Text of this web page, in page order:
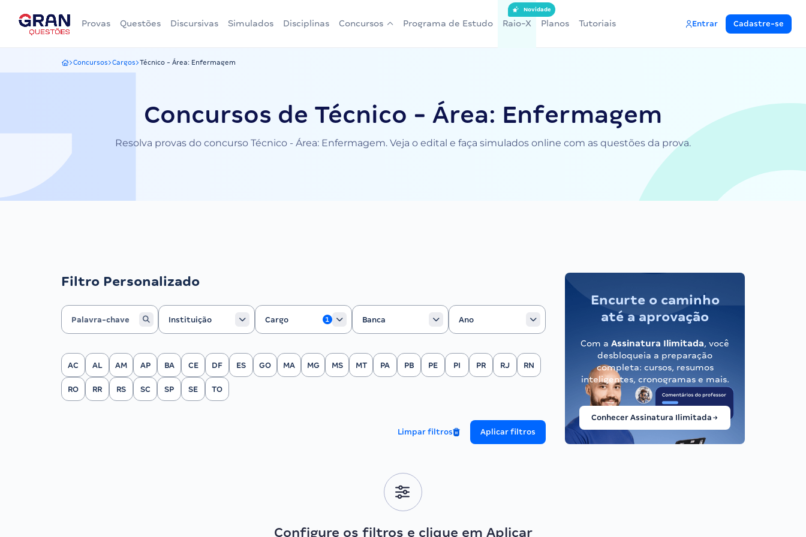
Provas Questões Discursivas Simulados Disciplinas Concursos Programa de Estudo Raio-X
Novidade
Planos Tutoriais Entrar Cadastre-se
Gran Questões
Concursos Cargos Técnico - Área: Enfermagem
Concursos de Técnico - Área: Enfermagem
Resolva provas do concurso Técnico - Área: Enfermagem. Veja o edital e faça simulados online com as questões da prova.
Filtro Personalizado
Instituição
Instituição
Cargo
Cargo
1
Banca
Banca
Ano
Ano
Filtrar por Estado
AC AL AM AP BA CE DF ES GO MA MG MS MT PA PB PE PI PR RJ RN
RO RR RS SC SP SE TO
Limpar filtros Aplicar filtros
Encurte o caminho
até a aprovação
Com a Assinatura Ilimitada, você
desbloqueia a preparação
completa: cursos, resumos
inteligentes, cronogramas e mais.
Conhecer Assinatura Ilimitada
Configure os filtros e clique em Aplicar